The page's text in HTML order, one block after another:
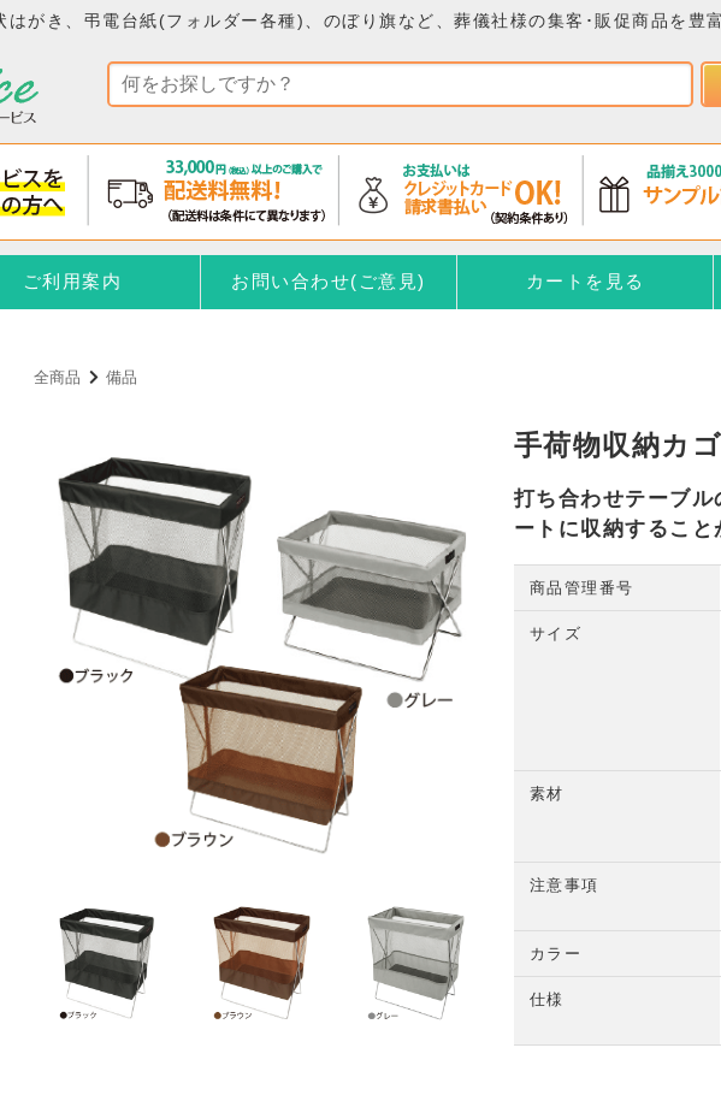
がき、弔電台紙(フォルダー各種)、のぼり旗など、葬儀社様の集客･販促商品を豊
ご利用案内 お問い合わせ(ご意見) カートを見る
全商品 備品
手荷物収納カ
打ち合わせテーブ
ートに収納すること
商品管理番号
サイズ
素材
注意事項
カラー
仕様